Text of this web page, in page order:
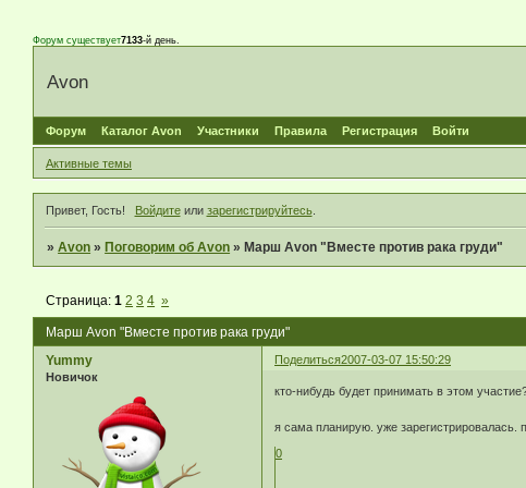
Форум существует7133-й день.
Avon
Форум Каталог Avon Участники Правила Регистрация Войти
Активные темы
Привет, Гость! Войдитеили зарегистрируйтесь.
»Avon » Поговорим об Avon » Марш Avon "Вместе против рака груди"
Марш Avon "Вместе против рака груди"
Страница:1 2 3 4 »
Поделиться2007-03-07 15:50:29
Yummy
Новичок
кто-нибудь будет принимать в этом
я сама планирую. уже зарегистрировалась.
0